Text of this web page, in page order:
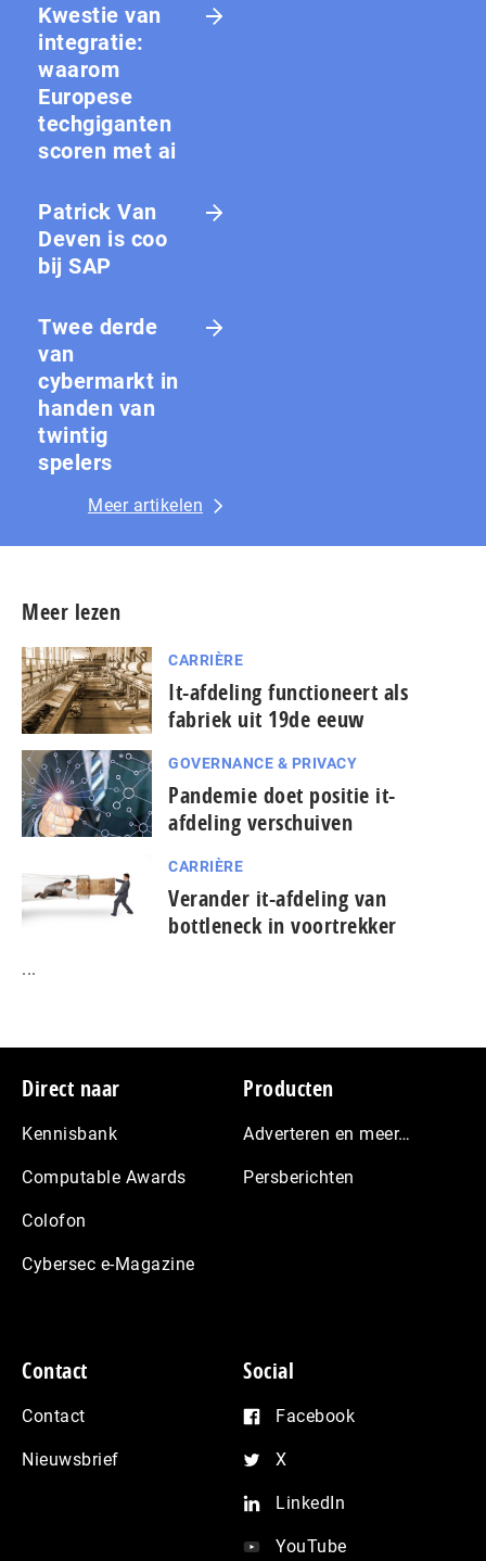
Kwestie van
integratie:
waarom
Europese
techgiganten
scoren met ai
Patrick Van
Deven is coo
bij SAP
Twee derde
van
cybermarkt in
handen van
twintig
spelers
Meer artikelen
Meer lezen
CARRIÈRE
It-afdeling functioneert als
fabriek uit 19de eeuw
GOVERNANCE & PRIVACY
Pandemie doet positie it-
afdeling verschuiven
CARRIÈRE
Verander it-afdeling van
bottleneck in voortrekker
...
Footer
Direct naar
Kennisbank
Computable Awards
Colofon
Cybersec e-Magazine
Producten
Adverteren en meer…
Persberichten
Contact
Contact
Nieuwsbrief
Social
Facebook
X
LinkedIn
YouTube